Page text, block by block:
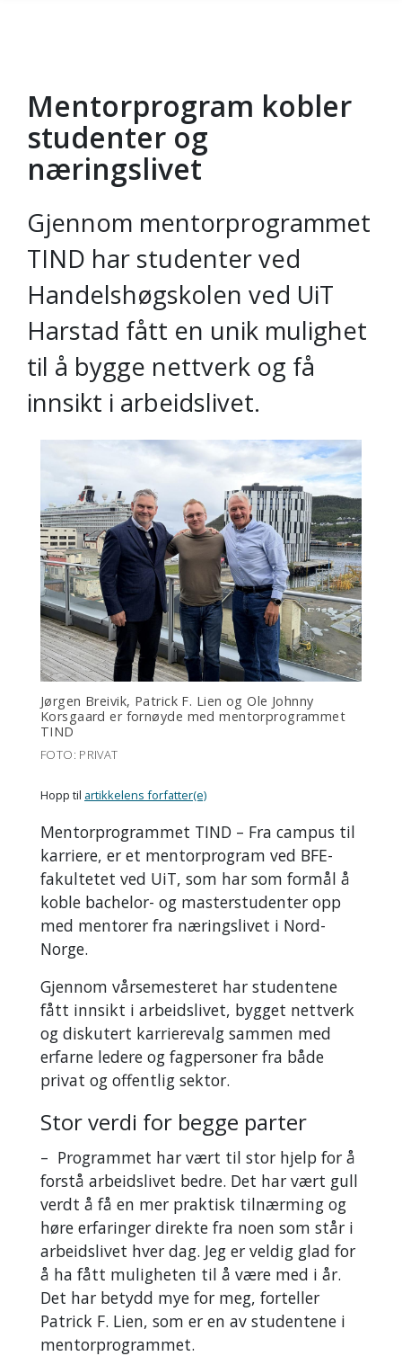
Gå til hovedinnhold
Mentorprogram kobler
studenter og
næringslivet
Gjennom mentorprogrammet
TIND har studenter ved
Handelshøgskolen ved UiT
Harstad fått en unik mulighet
til å bygge nettverk og få
innsikt i arbeidslivet.
Jørgen Breivik, Patrick F. Lien og Ole Johnny
Korsgaard er fornøyde med mentorprogrammet
TIND
FOTO: PRIVAT
Hopp til artikkelens forfatter(e)
Mentorprogrammet TIND – Fra campus til
karriere, er et mentorprogram ved BFE-
fakultetet ved UiT, som har som formål å
koble bachelor- og masterstudenter opp
med mentorer fra næringslivet i Nord-
Norge.
Gjennom vårsemesteret har studentene
fått innsikt i arbeidslivet, bygget nettverk
og diskutert karrierevalg sammen med
erfarne ledere og fagpersoner fra både
privat og offentlig sektor.
Stor verdi for begge parter
– Programmet har vært til stor hjelp for å
forstå arbeidslivet bedre. Det har vært gull
verdt å få en mer praktisk tilnærming og
høre erfaringer direkte fra noen som står i
arbeidslivet hver dag. Jeg er veldig glad for
å ha fått muligheten til å være med i år.
Det har betydd mye for meg, forteller
Patrick F. Lien, som er en av studentene i
mentorprogrammet.